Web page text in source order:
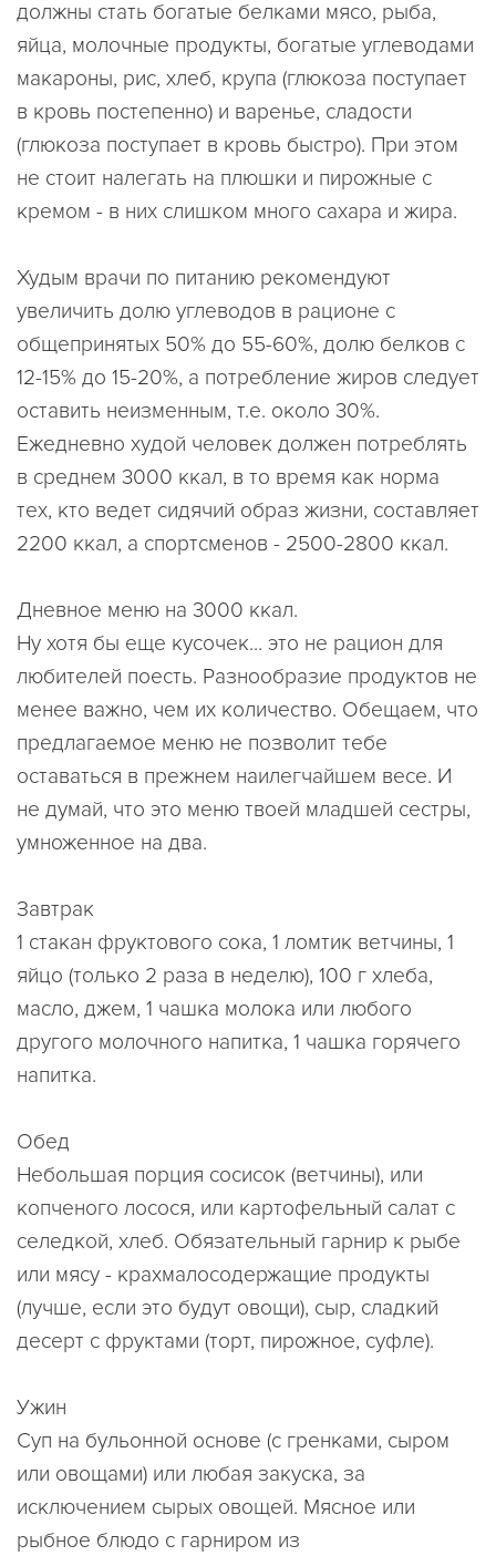
должны стать богатые белками мясо, рыба,
яйца, молочные продукты, богатые углеводами
макароны, рис, хлеб, крупа (глюкоза поступает
в кровь постепенно) и варенье, сладости
(глюкоза поступает в кровь быстро). При этом
не стоит налегать на плюшки и пирожные с
кремом - в них слишком много сахара и жира.
Худым врачи по питанию рекомендуют
увеличить долю углеводов в рационе с
общепринятых 50% до 55-60%, долю белков с
12-15% до 15-20%, а потребление жиров следует
оставить неизменным, т.е. около 30%.
Ежедневно худой человек должен потреблять
в среднем 3000 ккал, в то время как норма
тех, кто ведет сидячий образ жизни, составляет
2200 ккал, а спортсменов - 2500-2800 ккал.
Дневное меню на 3000 ккал.
Ну хотя бы еще кусочек... это не рацион для
любителей поесть. Разнообразие продуктов не
менее важно, чем их количество. Обещаем, что
предлагаемое меню не позволит тебе
оставаться в прежнем наилегчайшем весе. И
не думай, что это меню твоей младшей сестры,
умноженное на два.
Завтрак
1 стакан фруктового сока, 1 ломтик ветчины, 1
яйцо (только 2 раза в неделю), 100 г хлеба,
масло, джем, 1 чашка молока или любого
другого молочного напитка, 1 чашка горячего
напитка.
Обед
Небольшая порция сосисок (ветчины), или
копченого лосося, или картофельный салат с
селедкой, хлеб. Обязательный гарнир к рыбе
или мясу - крахмалосодержащие продукты
(лучше, если это будут овощи), сыр, сладкий
десерт с фруктами (торт, пирожное, суфле).
Ужин
Суп на бульонной основе (с гренками, сыром
или овощами) или любая закуска, за
исключением сырых овощей. Мясное или
рыбное блюдо с гарниром из